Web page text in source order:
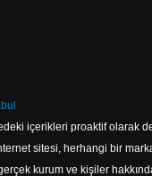
içerikleri proaktif olarak
sitesi, herhangi bir
kurum ve kişiler